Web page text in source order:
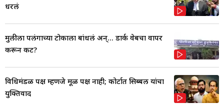
धरलं
मुलीला पलंगाच्या टोकाला बांधलं अन्... डार्क वेबचा वापर
करून कट?
विधिमंडळ पक्ष म्हणजे मूळ पक्ष नाही; कोर्टात सिब्बल यांचा
युक्तिवाद